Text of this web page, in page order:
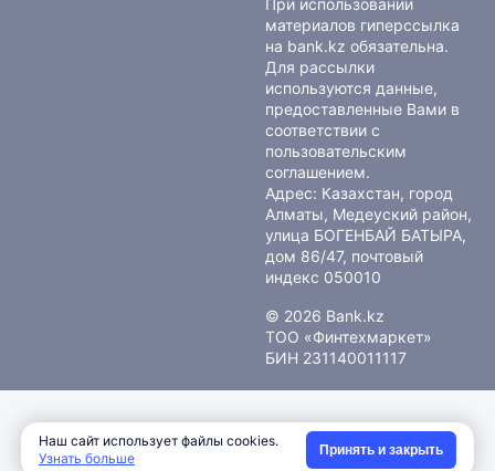
При использовании
материалов гиперссылка
на bank.kz обязательна.
Для рассылки
используются данные,
предоставленные Вами в
соответствии с
пользовательским
соглашением.
Адрес: Казахстан, город
Алматы, Медеуский район,
улица БОГЕНБАЙ БАТЫРА,
дом 86/47, почтовый
индекс 050010
© 2026 Bank.kz
ТОО «Финтехмаркет»
БИН 231140011117
Наш сайт использует файлы cookies.
Узнать больше
Принять и закрыть